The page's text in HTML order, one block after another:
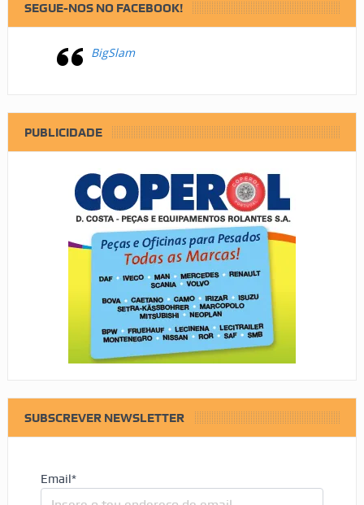
SEGUE-NOS NO FACEBOOK!
BigSlam
PUBLICIDADE
SUBSCREVER NEWSLETTER
Email*